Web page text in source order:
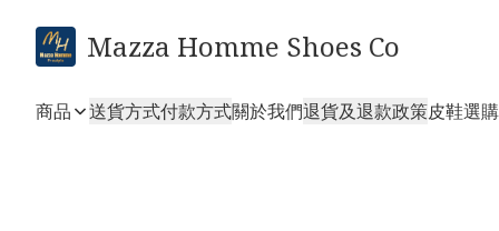
Mazza Homme Shoes Co
商品 送貨方式付款方式關於我們退貨及退款政策皮鞋選